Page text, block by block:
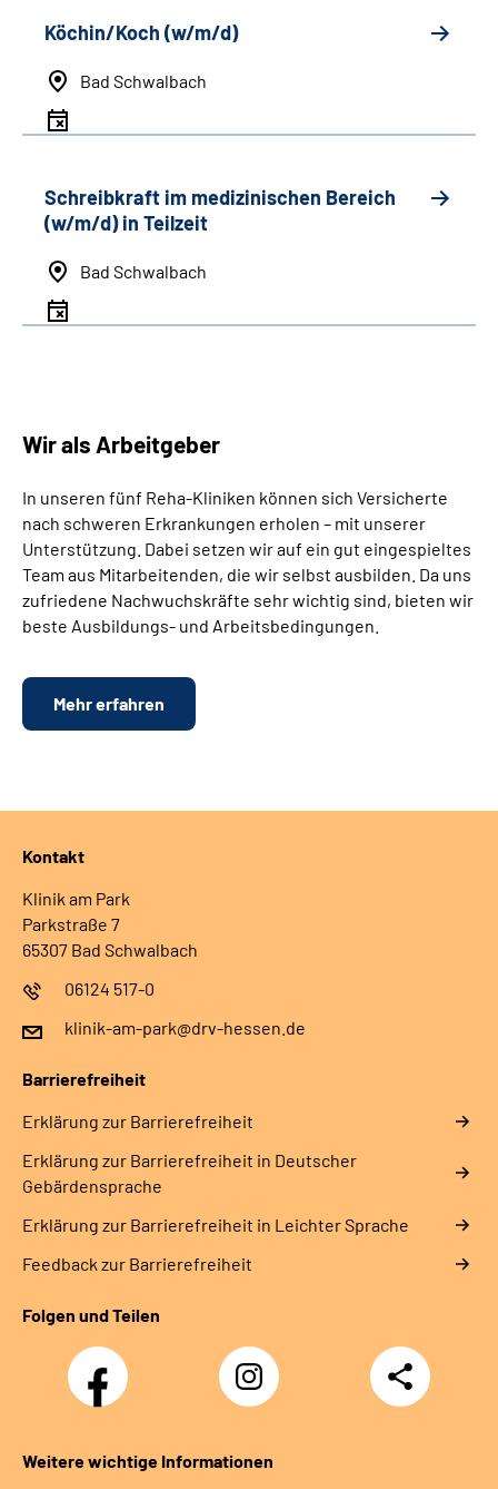
Köchin/Koch (w/m/d)
Bad Schwalbach
Schreibkraft im medizinischen Bereich
(w/m/d) in Teilzeit
Bad Schwalbach
Wir als Arbeitgeber
In unseren fünf Reha-Kliniken können sich Versicherte
nach schweren Erkrankungen erholen – mit unserer
Unterstützung. Dabei setzen wir auf ein gut eingespieltes
Team aus Mitarbeitenden, die wir selbst ausbilden. Da uns
zufriedene Nachwuchskräfte sehr wichtig sind, bieten wir
beste Ausbildungs- und Arbeitsbedingungen.
Mehr erfahren
Kontakt
Klinik am Park
Parkstraße 7
65307 Bad Schwalbach
06124 517-0
klinik-am-park@drv-hessen.de
Barrierefreiheit
Erklärung zur Barrierefreiheit
Erklärung zur Barrierefreiheit in Deutscher
Gebärdensprache
Erklärung zur Barrierefreiheit in Leichter Sprache
Feedback zur Barrierefreiheit
Folgen und Teilen
Facebook Instagram
Teilen
Weitere wichtige Informationen